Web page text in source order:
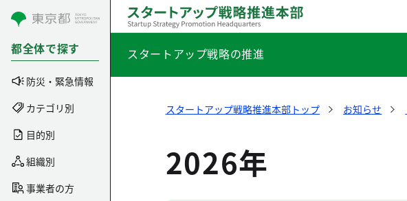
コンテンツにスキップ
都全体で探す
防災・緊急情報
カテゴリ別
目的別
組織別
事業者の方
スタートアップ戦略の推進
スタートアップ戦略推進本部トップ お知らせ
2026年